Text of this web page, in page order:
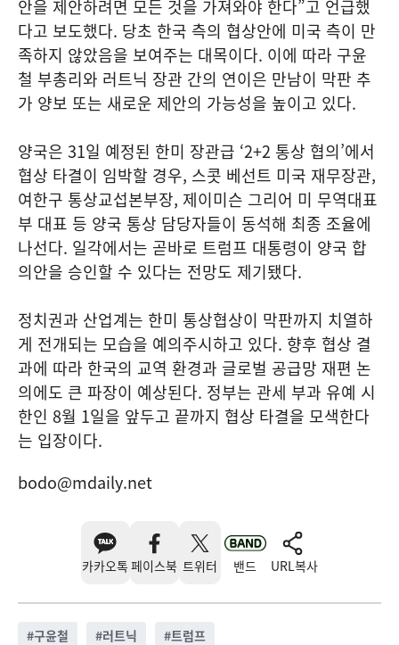
안을 제안하려면 모든 것을 가져와야 한다”고 언급했
다고 보도했다. 당초 한국 측의 협상안에 미국 측이 만
족하지 않았음을 보여주는 대목이다. 이에 따라 구윤
철 부총리와 러트닉 장관 간의 연이은 만남이 막판 추
가 양보 또는 새로운 제안의 가능성을 높이고 있다.
양국은 31일 예정된 한미 장관급 ‘2+2 통상 협의’에서
협상 타결이 임박할 경우, 스콧 베선트 미국 재무장관,
여한구 통상교섭본부장, 제이미슨 그리어 미 무역대표
부 대표 등 양국 통상 담당자들이 동석해 최종 조율에
나선다. 일각에서는 곧바로 트럼프 대통령이 양국 합
의안을 승인할 수 있다는 전망도 제기됐다.
정치권과 산업계는 한미 통상협상이 막판까지 치열하
게 전개되는 모습을 예의주시하고 있다. 향후 협상 결
과에 따라 한국의 교역 환경과 글로벌 공급망 재편 논
의에도 큰 파장이 예상된다. 정부는 관세 부과 유예 시
한인 8월 1일을 앞두고 끝까지 협상 타결을 모색한다
는 입장이다.
bodo@mdaily.net
카카오톡 페이스북 트위터 밴드 URL복사
#구윤철 #러트닉 #트럼프